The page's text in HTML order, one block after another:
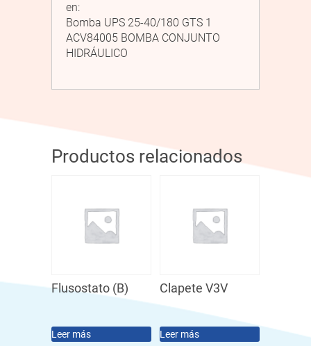
en:
Bomba UPS 25-40/180 GTS 1
ACV84005 BOMBA CONJUNTO
HIDRÁULICO
Productos relacionados
Flusostato (B)
Leer más
Clapete V3V
Leer más